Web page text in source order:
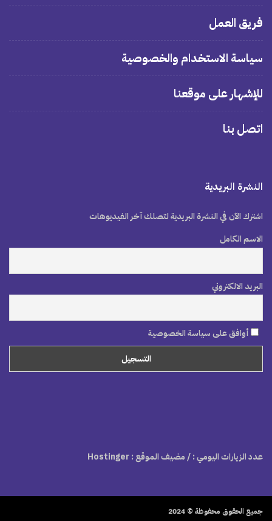
فريق العمل
سياسة الاستخدام والخصوصية
للإشهار على موقعنا
اتصل بنا
النشرة البريدية
اشترك الآن في النشرة البريدية لتصلك آخر الفيديوهات
الاسم الكامل
البريد الالكتروني
أوافق على سياسة الخصوصية
عدد الزيارات اليومي :/ مضيف الموقع : Hostinger
جميع الحقوق محفوظة © 2024